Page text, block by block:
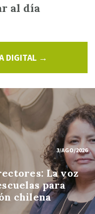
al día
DIGITAL →
3/AGO/2026
La voz
para
chilena